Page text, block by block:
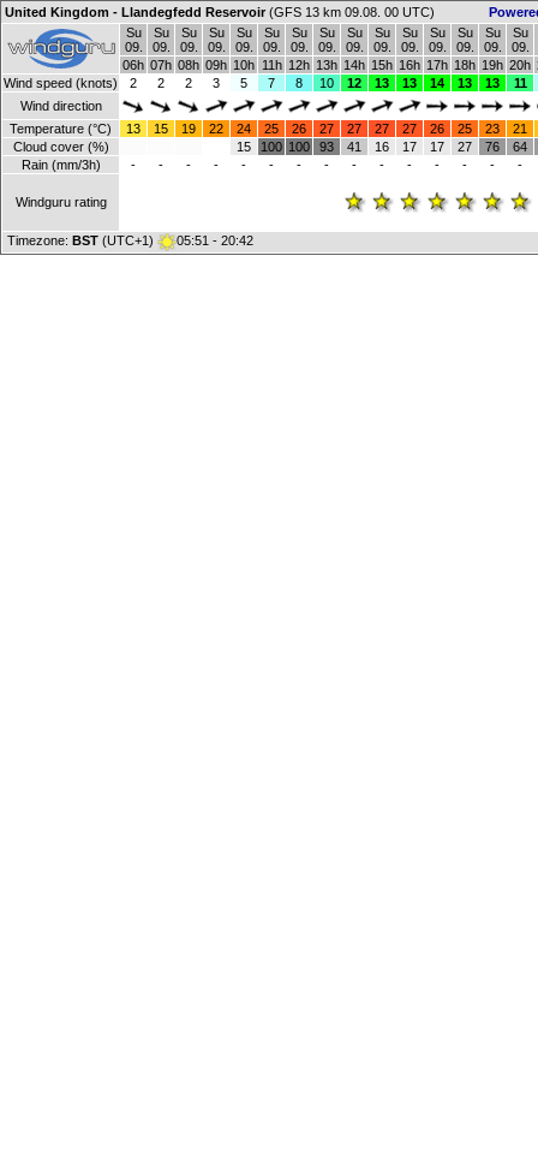
United Kingdom - Llandegfedd Reservoir (GFS 13 km 09.08. 00 UTC)
Su
09.
Su
09.
Su
09.
Su
09.
Su
09.
Su
09.
Su
09.
Su
09.
Su
09.
Su
09.
Su
09.
Su
09.
Su
09.
Su
09.
Su
09.
06h 07h 08h 09h 10h 11h 12h 13h 14h 15h 16h 17h 18h 19h 20h
Wind speed (knots)
2 2 2 3 5 7 8 10 12 13 13 14 13 13
11
Wind direction
Temperature (°C)
13 15 19 22 24 25 26 27 27 27 27 26 25 23
21
Cloud cover (%)
15 100 100 93 41 16 17 17 27 76
64
Rain (mm/3h)
- - - - - - - - - - - - - - -
Windguru rating
Timezone: BST (UTC+1) 05:51 - 20:42